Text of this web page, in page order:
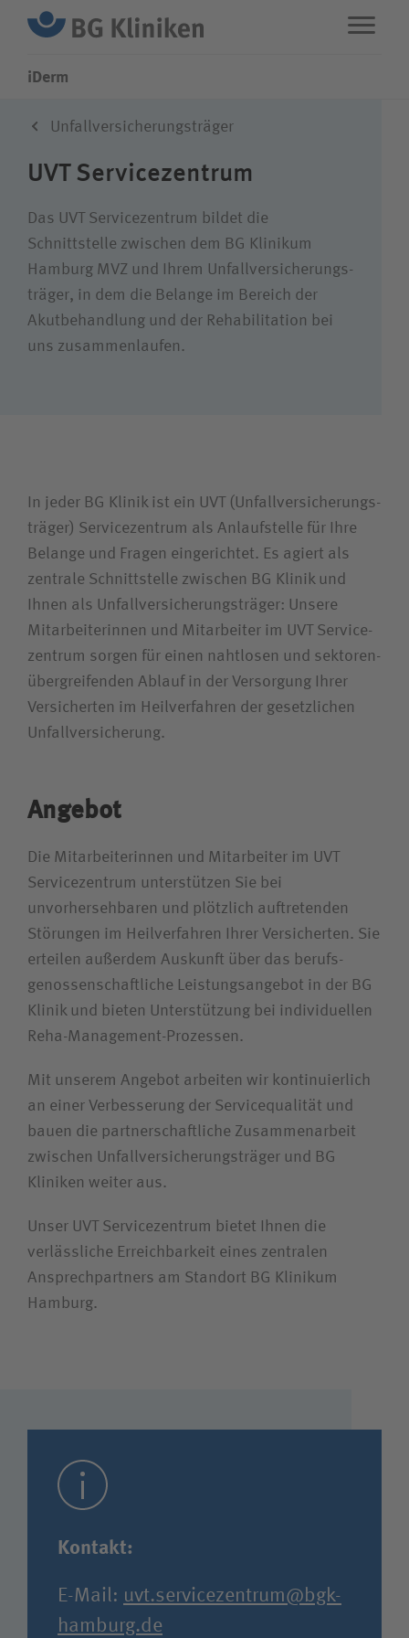
Über uns
Karriere
iDerm
Unfallversicherungsträger
UVT Servicezentrum
Das UVT Service­zentrum bildet die
Schnittstelle zwischen dem BG Klinikum
Hamburg MVZ und Ihrem Unfall­versicherungs­
träger, in dem die Belange im Bereich der
Akut­behandlung und der Rehabilitation bei
uns zusammen­laufen.
In jeder BG Klinik ist ein UVT (Unfall­versicherungs­
träger) Service­zentrum als Anlaufstelle für Ihre
Belange und Fragen eingerichtet. Es agiert als
zentrale Schnittstelle zwischen BG Klinik und
Ihnen als Unfall­versicherungs­träger: Unsere
Mitarbeiterinnen und Mitarbeiter im UVT Service­
zentrum sorgen für einen nahtlosen und sektoren­
über­greifenden Ablauf in der Versorgung Ihrer
Versicherten im Heil­verfahren der gesetzlichen
Unfall­versicherung.
Angebot
Die Mitarbeiterinnen und Mitarbeiter im UVT
Service­zentrum unterstützen Sie bei
unvorhersehbaren und plötzlich auftretenden
Störungen im Heilverfahren Ihrer Versicherten. Sie
erteilen außerdem Auskunft über das berufs­
genossenschaftliche Leistungs­angebot in der BG
Klinik und bieten Unterstützung bei individuellen
Reha-Management-Prozessen.
Mit unserem Angebot arbeiten wir kontinuierlich
an einer Verbesserung der Servicequalität und
bauen die partnerschaftliche Zusammenarbeit
zwischen Unfall­versicherungsträger und BG
Kliniken weiter aus.
Unser UVT Servicezentrum bietet Ihnen die
verlässliche Erreichbarkeit eines zentralen
Ansprechpartners am Standort BG Klinikum
Hamburg.
Kontakt:
E-Mail: uvt.servicezentrum@bgk-
hamburg.de